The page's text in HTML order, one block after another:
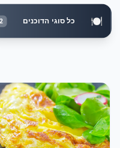
🍽️ כל סוגי הדוכנים 2